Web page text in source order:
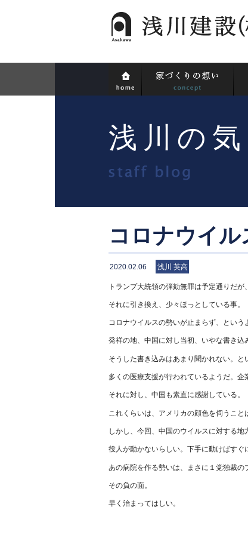
浅川の
コロナウイル
2020.02.06 浅川 英高
トランプ大統領の弾劾無罪は予定通りだが
それに引き換え、少々ほっとしている事。
コロナウイルスの勢いが止まらず、という
発祥の地、中国に対し当初、いやな書き込
そうした書き込みはあまり聞かれない。と
多くの医療支援が行われているようだ。企
それに対し、中国も素直に感謝している。
これくらいは、アメリカの顔色を伺うこと
しかし、今回、中国のウイルスに対する
役人が動かないらしい。下手に動けばすぐ
あの病院を作る勢いは、まさに１党独裁
その負の面。
早く治まってはしい。